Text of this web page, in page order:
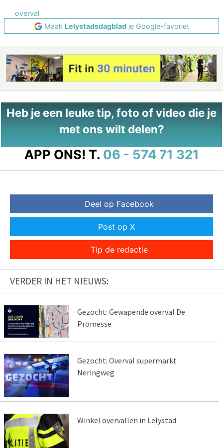
overval
Maak Lelystadsdagbladje Google-favoriet
Heb je een leuke tip, foto of video die je
met ons wilt delen?
APP ONS! T. 06 - 574 71 321
Deel op Facebook
Post op X
Tip de redactie
VERDER IN HET NIEUWS:
Gezocht: Gewapende overval De
Promesse
Gezocht: Overval supermarkt
Neringweg
Winkel overvallen in Lelystad